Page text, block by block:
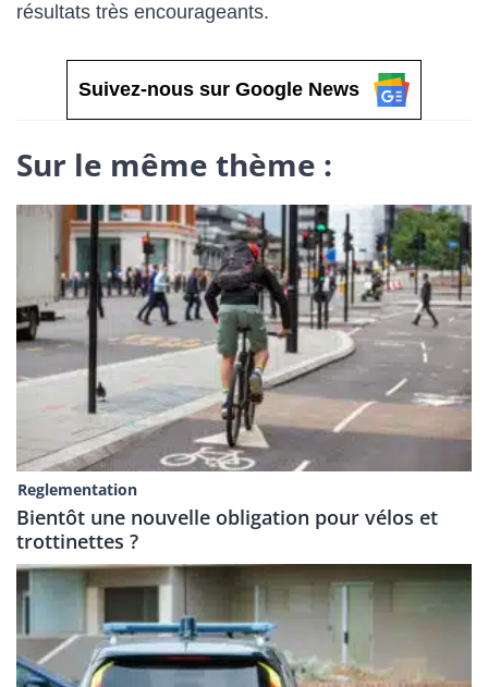
résultats très encourageants.
Suivez-nous sur Google News
Sur le même thème :
Reglementation
Bientôt une nouvelle obligation pour vélos et
trottinettes ?